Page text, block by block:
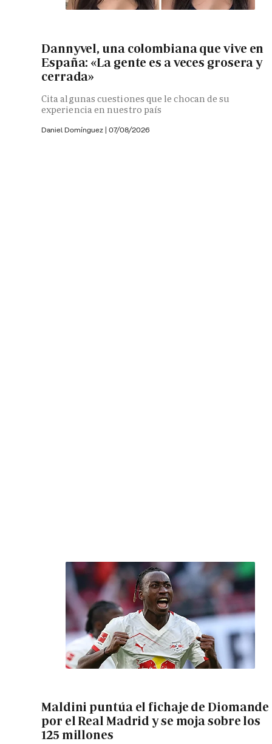
Dannyvel, una colombiana que vive en
España: «La gente es a veces grosera y
cerrada»
Cita algunas cuestiones que le chocan de su
experiencia en nuestro país
Daniel Domínguez | 07/08/2026
Maldini puntúa el fichaje de Diomande
por el Real Madrid y se moja sobre los
125 millones